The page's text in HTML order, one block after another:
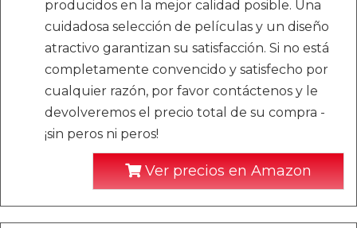
producidos en la mejor calidad posible. Una
cuidadosa selección de películas y un diseño
atractivo garantizan su satisfacción. Si no está
completamente convencido y satisfecho por
cualquier razón, por favor contáctenos y le
devolveremos el precio total de su compra -
¡sin peros ni peros!
Ver precios en Amazon